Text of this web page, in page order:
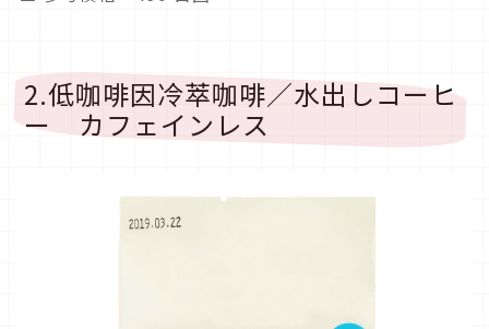
2.低咖啡因冷萃咖啡／水出しコーヒ
ー カフェインレス